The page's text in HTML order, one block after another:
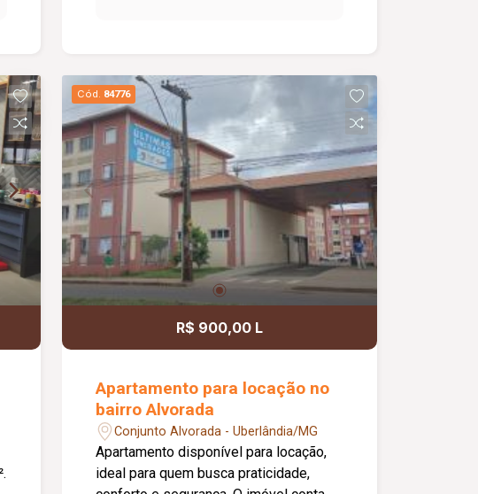
Cód. 84776
R$ 900,00 L
Apartamento para locação no
bairro Alvorada
Conjunto Alvorada - Uberlândia/MG
Apartamento disponível para locação,
ideal para quem busca praticidade,